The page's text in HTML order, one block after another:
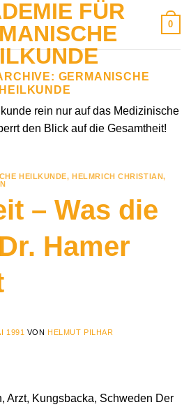
0
GERMANISCHE
HEILKUNDE
rein nur auf das Medizinische
den Blick auf die Gesamtheit!
HEILKUNDE,HELMRICH CHRISTIAN,
– Was die
Hamer
1991 VON HELMUT PILHAR
Arzt, Kungsbacka, Schweden Der